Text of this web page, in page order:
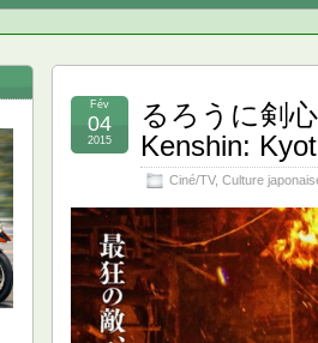
るろうに剣
Kenshin:
Ciné/TV, Culture
Fév
04
2015